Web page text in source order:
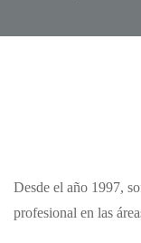
Desde el año 1997,
profesional en las